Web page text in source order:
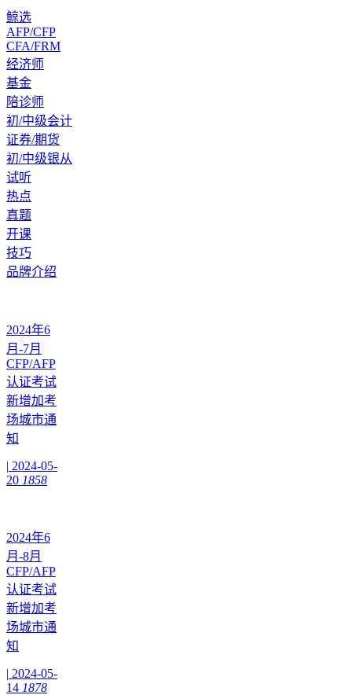
鲸选
AFP/CFP
CFA/FRM
经济师
基金
陪诊师
初/中级会计
证券/期货
初/中级银从
试听
热点
真题
开课
技巧
品牌介绍
2024年6
月-7月
CFP/AFP
认证考试
新增加考
场城市通
知
| 2024-05-
20 1858
2024年6
月-8月
CFP/AFP
认证考试
新增加考
场城市通
知
| 2024-05-
14 1878